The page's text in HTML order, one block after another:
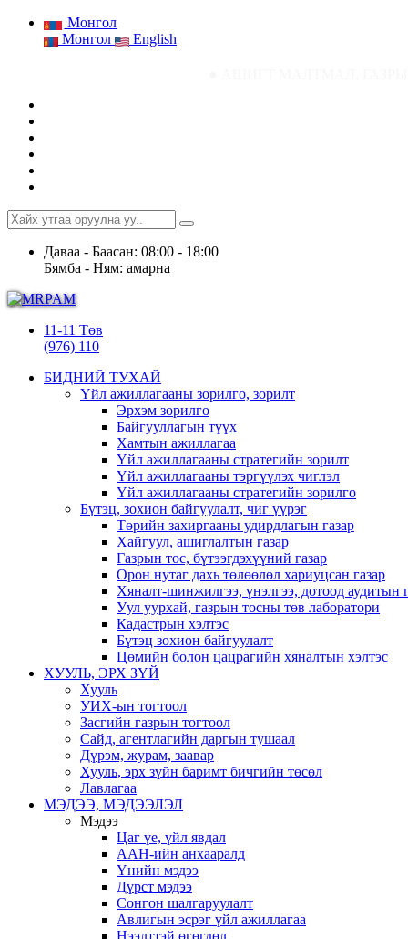
Монгол
Монгол
English
Даваа - Баасан: 08:00 - 18:00
Бямба - Ням: амарна
11-11 Төв
(976) 110
БИДНИЙ ТУХАЙ
Үйл ажиллагааны зорилго, зорилт
Эрхэм зорилго
Байгууллагын түүх
Хамтын ажиллагаа
Үйл ажиллагааны стратегийн зорилт
Үйл ажиллагааны тэргүүлэх чиглэл
Үйл ажиллагааны стратегийн зорилго
Бүтэц, зохион байгуулалт, чиг үүрэг
Төрийн захиргааны удирдлагын газар
Хайгуул, ашиглалтын газар
Газрын тос, бүтээгдэхүүний газар
Орон нутаг дахь төлөөлөл хариуцсан газар
Хяналт-шинжилгээ, үнэлгээ, дотоод аудитын
Уул уурхай, газрын тосны төв лаборатори
Кадастрын хэлтэс
Бүтэц зохион байгуулалт
Цөмийн болон цацрагийн хяналтын хэлтэс
ХУУЛЬ, ЭРХ ЗҮЙ
Хууль
УИХ-ын тогтоол
Засгийн газрын тогтоол
Сайд, агентлагийн даргын тушаал
Дүрэм, журам, заавар
Хууль, эрх зүйн баримт бичгийн төсөл
Лавлагаа
МЭДЭЭ, МЭДЭЭЛЭЛ
Мэдээ
Цаг үе, үйл явдал
ААН-ийн анхааралд
Үнийн мэдээ
Дүрст мэдээ
Сонгон шалгаруулалт
Авлигын эсрэг үйл ажиллагаа
Нээлттэй өгөгдөл